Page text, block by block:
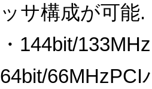
ッサ構成が可能.
・144bit/
64bit/